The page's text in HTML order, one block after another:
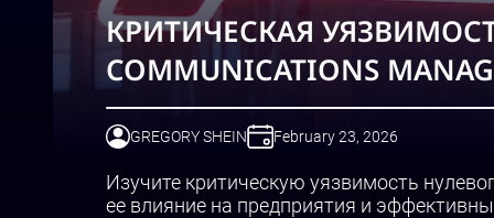
КРИТИЧЕСКАЯ
COMMUNICATIONS
GREGORY SHEIN February 23, 2026
Изучите критическую уязвимость
ее влияние на предприятия и